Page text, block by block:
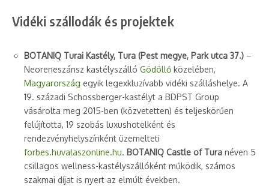
Vidéki szállodák és projektek
BOTANIQ Turai Kastély, Tura (Pest megye, Park utca 37.) –
Neoreneszánsz kastélyszálló Gödöllő közelében,
Magyarország egyik legexkluzívabb vidéki szálláshelye. A
19. századi Schossberger-kastélyt a BDPST Group
vásárolta meg 2015-ben (közvetetten) és teljeskörűen
felújította, 19 szobás luxushotelként és
rendezvényhelyszínként üzemelteti
forbes.huvalaszonline.hu. BOTANIQ Castle of Tura néven 5
csillagos wellness-kastélyszállóként működik, számos
szakmai díjat is nyert az elmúlt években.